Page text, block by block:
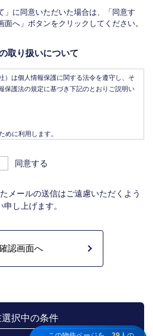
」に同意いただいた場合は、「同意す
へ」ボタンをクリックしてください。
取り扱いについて
）は個人情報保護に関する法令を遵守し、そ
保護法の規定に基づき下記のとおりご説明い
めに利用します。
ため指定流通機構の物件検索システム（レイ
。なお契約後、指定流通機構（宅地建物取引
契約年月日、成約価格などの情報で、氏名
指定流通機構は、物件情報及び成約情報を指
引業者や公的な団体に電子データや紙媒体で
相手方を探索すること、及び売買、賃貸借、
、お客様にとって有用と思われる当社及び提
するアフターサービス、また、管理において
お知らせ等に利用します。
同意する
メールの送信はご遠慮いただくよう
申し上げます。
択中の条件